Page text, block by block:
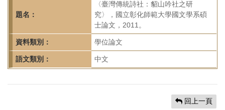
究
所-
首
頁
題名：
〈臺灣傳統詩社：貂山吟社之研
究〉，國立彰化師範大學國文學系碩
士論文，2011。
資料類別： 學位論文
語文類別： 中文
回上一頁